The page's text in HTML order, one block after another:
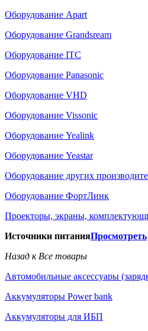
Оборудование Apart
Оборудование Grandsream
Оборудование ITC
Оборудование Panasonic
Оборудование VHD
Оборудование Vissonic
Оборудование Yealink
Оборудование Yeastar
Оборудование других
Оборудование ФортЛинк
Проекторы, экраны,
Источники питанияПросмотреть
Назад к Все товары
Автомобильные аксессуары
Аккумуляторы Power bank
Аккумуляторы для ИБП